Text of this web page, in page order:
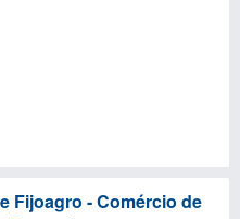
Fijoagro - Comércio de